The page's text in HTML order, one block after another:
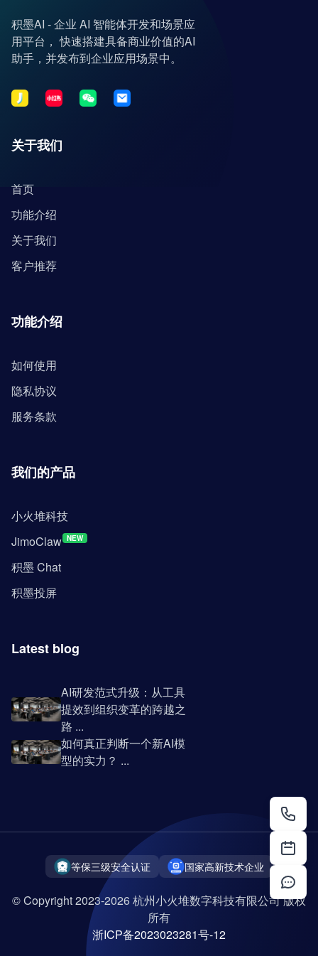
积墨AI - 企业 AI 智能体开发和场景应
用平台， 快速搭建具备商业价值的AI
助手，并发布到企业应用场景中。
关于我们
首页
功能介绍
关于我们
客户推荐
功能介绍
如何使用
隐私协议
服务条款
我们的产品
小火堆科技
JimoClaw NEW
积墨 Chat
积墨投屏
Latest blog
AI研发范式升级：从工具
提效到组织变革的跨越之
路 ...
如何真正判断一个新AI模
型的实力？ ...
等保三级安全认证 国家高新技术企业
© Copyright 2023-2026 杭州小火堆数字科技有限公司 版权
所有
浙ICP备2023023281号-12